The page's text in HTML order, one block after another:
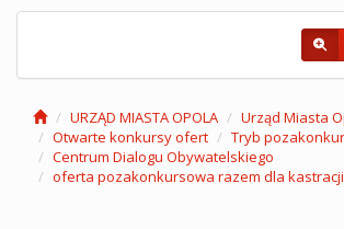
URZĄD MIASTA OPOLA
Urząd Miasta
Otwarte konkursy ofert
Tryb
Centrum Dialogu Obywatelskiego
oferta pozakonkursowa razem dla